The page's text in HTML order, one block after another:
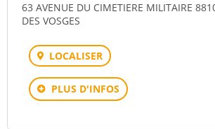
63 AVENUE DU CIMETIERE MILITAIRE
DES VOSGES
LOCALISER
PLUS D'INFOS